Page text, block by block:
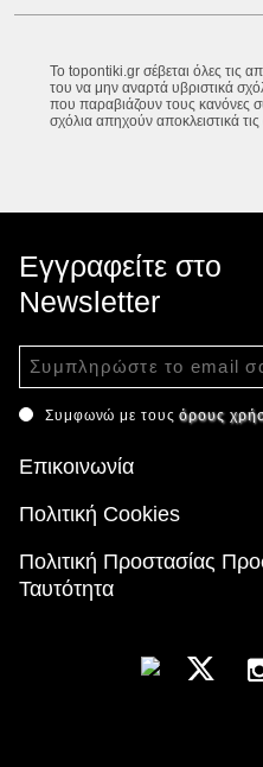
Το topontiki.gr σέβεται όλες τις
του να μην αναρτά υβριστικά
που παραβιάζουν τους κανόνες
σχόλια απηχούν αποκλειστικά
Εγγραφείτε στο
Newsletter
Συμφωνώ με τουςόρους
Επικοινωνία
Πολιτική Cookies
Πολιτική Προστασίας
Ταυτότητα